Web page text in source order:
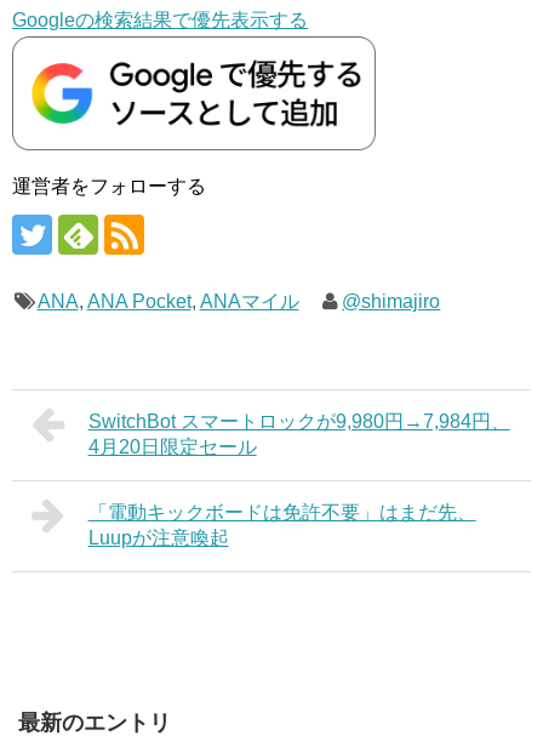
Googleの検索結果で優先表示する
運営者をフォローする
ANA, ANA Pocket, ANAマイル @shimajiro
SwitchBot スマートロックが9,980円→7,984円、
4月20日限定セール
「電動キックボードは免許不要」はまだ先、
Luupが注意喚起
最新のエントリ